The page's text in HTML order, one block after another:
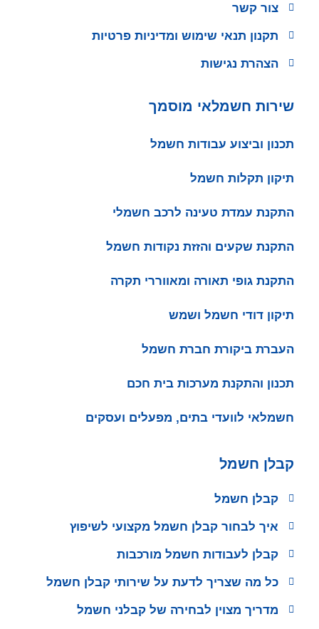
צור קשר
תקנון תנאי שימוש ומדיניות פרטיות
הצהרת נגישות
שירות חשמלאי מוסמך
תכנון וביצוע עבודות חשמל
תיקון תקלות חשמל
התקנת עמדת טעינה לרכב חשמלי
התקנת שקעים והזזת נקודות חשמל
התקנת גופי תאורה ומאווררי תקרה
תיקון דודי חשמל ושמש
העברת ביקורת חברת חשמל
תכנון והתקנת מערכות בית חכם
חשמלאי לוועדי בתים, מפעלים ועסקים
קבלן חשמל
קבלן חשמל
איך לבחור קבלן חשמל מקצועי לשיפוץ
קבלן לעבודות חשמל מורכבות
כל מה שצריך לדעת על שירותי קבלן חשמל
מדריך מצוין לבחירה של קבלני חשמל